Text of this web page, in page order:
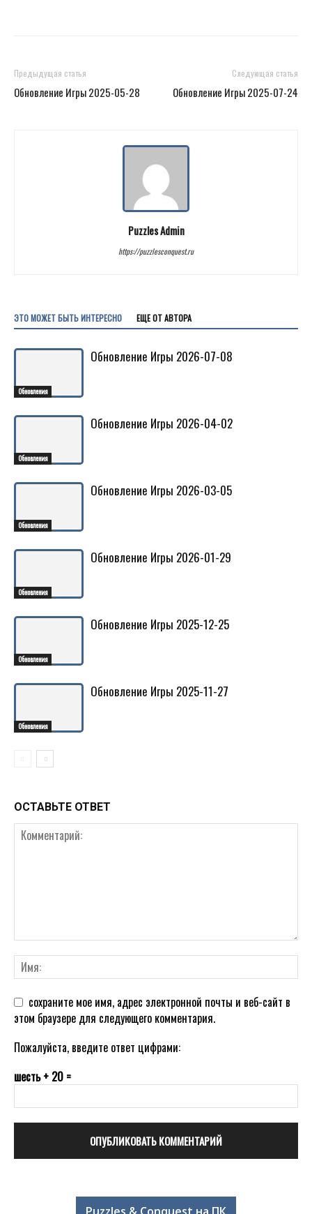
Предыдущая статья
Обновление Игры 2025-05-28
Следующая статья
Обновление Игры 2025-07-24
Puzzles Admin
https://puzzlesconquest.ru
ЭТО МОЖЕТ БЫТЬ ИНТЕРЕСНО ЕЩЕ ОТ АВТОРА
Обновления
Обновление Игры 2026-07-08
Обновления
Обновление Игры 2026-04-02
Обновления
Обновление Игры 2026-03-05
Обновления
Обновление Игры 2026-01-29
Обновления
Обновление Игры 2025-12-25
Обновления
Обновление Игры 2025-11-27
ОСТАВЬТЕ ОТВЕТ
сохраните мое имя, адрес электронной почты и веб-сайт в
этом браузере для следующего комментария.
Пожалуйста, введите ответ цифрами:
шесть + 20 =